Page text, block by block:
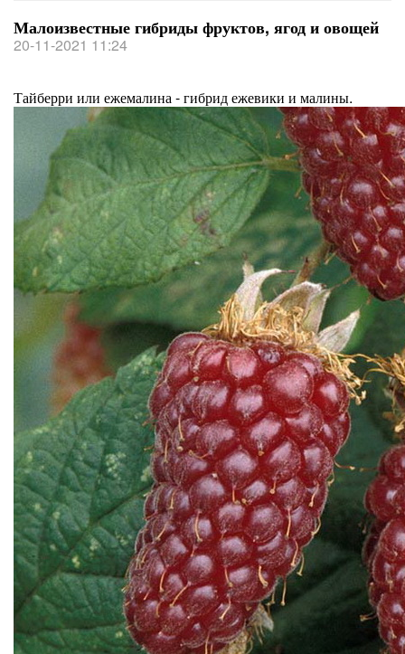
Малоизвестные гибриды фруктов, ягод и овощей
20-11-2021 11:24
Тайберри или ежемалина - гибрид ежевики и малины.